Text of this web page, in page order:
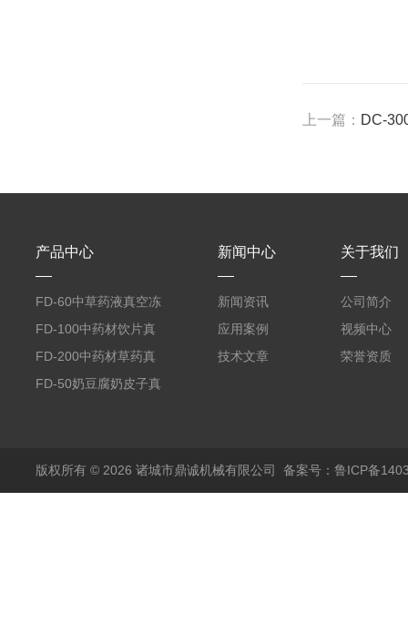
上一篇： DC-
产品中心
FD-60中草药液真空冻
干机
FD-100中药材饮片真
空冻干机
FD-200中药材草药真
空冻干机
FD-50奶豆腐奶皮子真
新闻中心
新闻资讯
应用案例
技术文章
关于我们
公司简介
视频中心
荣誉资质
版权所有 © 2026 诸城市鼎诚机械有限公司 备案号：鲁ICP备